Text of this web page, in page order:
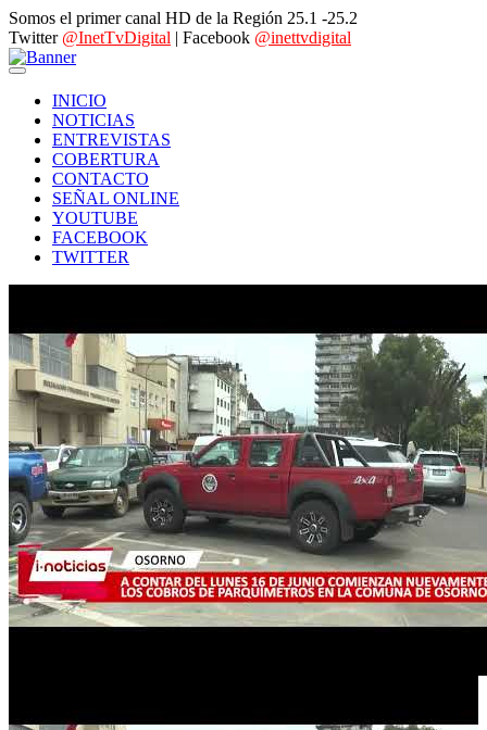
Somos el primer canal HD de la Región 25.1 -25.2
Twitter @InetTvDigital | Facebook @inettvdigital
INICIO
NOTICIAS
ENTREVISTAS
COBERTURA
CONTACTO
SEÑAL ONLINE
YOUTUBE
FACEBOOK
TWITTER